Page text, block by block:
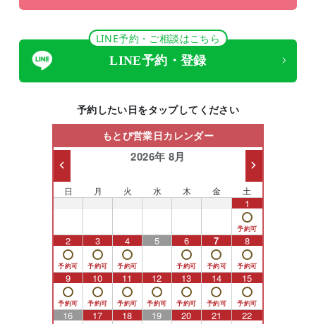
LINE予約・ご相談はこちら
LINE予約・登録
予約したい日をタップしてください
もとび営業日カレンダー
2026年 8月
日 月 火 水 木 金 土
1
2 3 4 5 6 7 8
9 10 11 12 13 14 15
16 17 18 19 20 21 22